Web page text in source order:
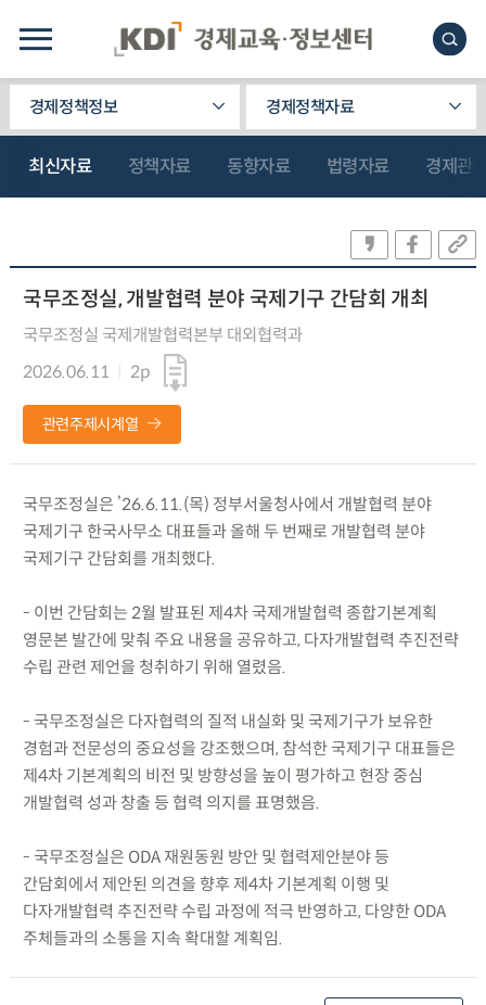
경제정책정보 경제정책자료
최신자료 정책자료 동향자료 법령자료 경제관
국무조정실, 개발협력 분야 국제기구 간담회 개최
국무조정실 국제개발협력본부 대외협력과
2026.06.11
2p
관련주제시계열
국무조정실은 ’26.6.11.(목) 정부서울청사에서 개발협력 분야
국제기구 한국사무소 대표들과 올해 두 번째로 개발협력 분야
국제기구 간담회를 개최했다.
- 이번 간담회는 2월 발표된 제4차 국제개발협력 종합기본계획
영문본 발간에 맞춰 주요 내용을 공유하고, 다자개발협력 추진전략
수립 관련 제언을 청취하기 위해 열렸음.
- 국무조정실은 다자협력의 질적 내실화 및 국제기구가 보유한
경험과 전문성의 중요성을 강조했으며, 참석한 국제기구 대표들은
제4차 기본계획의 비전 및 방향성을 높이 평가하고 현장 중심
개발협력 성과 창출 등 협력 의지를 표명했음.
- 국무조정실은 ODA 재원동원 방안 및 협력제안분야 등
간담회에서 제안된 의견을 향후 제4차 기본계획 이행 및
다자개발협력 추진전략 수립 과정에 적극 반영하고, 다양한 ODA
주체들과의 소통을 지속 확대할 계획임.